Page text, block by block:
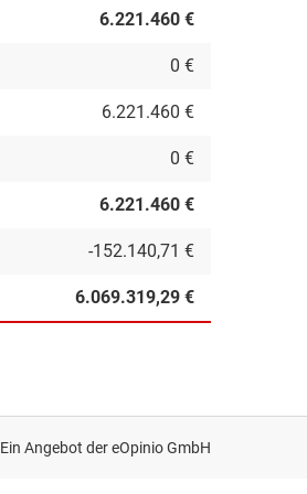
6.221.460 €
0 €
6.221.460 €
0 €
6.221.460 €
-152.140,71 €
6.069.319,29 €
Ein Angebot dereOpinio GmbH